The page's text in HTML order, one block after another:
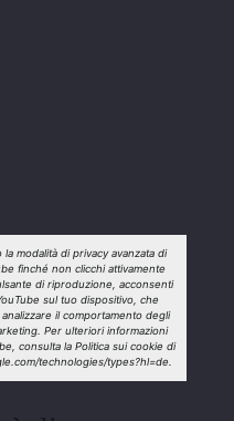
modalità di privacy avanzata di
finché non clicchi attivamente
di riproduzione, acconsenti
sul tuo dispositivo, che
il comportamento degli
Per ulteriori informazioni
consulta la Politica sui cookie di
technologies/types?hl=de.